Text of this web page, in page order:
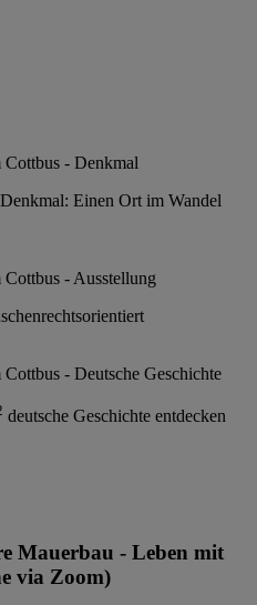
Einen Ort im Wandel
deutsche Geschichte entdecken
Mauerbau - Leben mit
via Zoom)